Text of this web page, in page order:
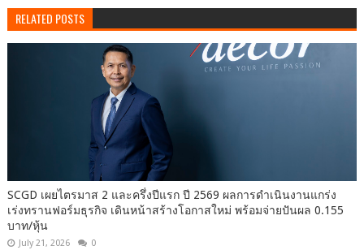
RELATED POSTS
SCGD เผยไตรมาส 2 และครึ่งปีแรก ปี 2569 ผลการดำเนินงานแกร่ง
เร่งทรานฟอร์มธุรกิจ เดินหน้าสร้างโอกาสใหม่ พร้อมจ่ายปันผล 0.155
บาท/หุ้น
July 21, 2026 0